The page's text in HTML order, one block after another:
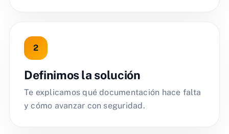
Definimos la solución
Te explicamos qué documentación hace falta
y cómo avanzar con seguridad.